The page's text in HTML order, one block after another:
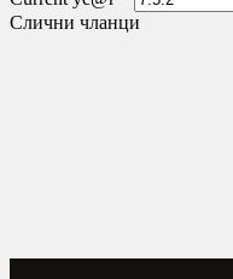
Слични чланци